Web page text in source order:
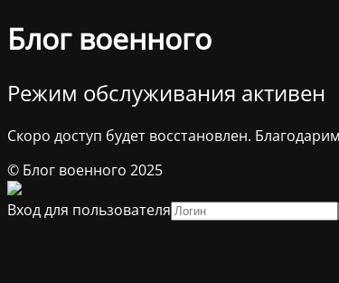
Блог военного
Режим обслуживания активен
Скоро доступ будет восстановлен.
© Блог военного 2025
Вход для пользователя